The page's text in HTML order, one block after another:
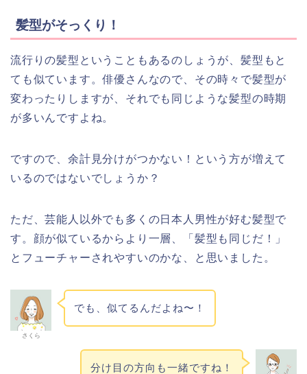
髪型がそっくり！
流行りの髪型ということもあるのしょうが、髪型もと
ても似ています。俳優さんなので、その時々で髪型が
変わったりしますが、それでも同じような髪型の時期
が多いんですよね。
ですので、余計見分けがつかない！という方が増えて
いるのではないでしょうか？
ただ、芸能人以外でも多くの日本人男性が好む髪型で
す。顔が似ているからより一層、「髪型も同じだ！」
とフューチャーされやすいのかな、と思いました。
さくら
でも、似てるんだよね〜！
分け目の方向も一緒ですね！